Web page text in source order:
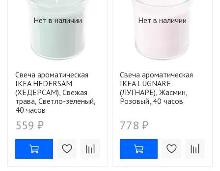
Нет в наличии
Свеча ароматическая
IKEA HEDERSAM
(ХЕДЕРСАМ), Свежая
трава, Светло-зеленый,
40 часов
559 ₽
Нет в наличии
Свеча ароматическая
IKEA LUGNARE
(ЛУГНАРЕ), Жасмин,
Розовый, 40 часов
778 ₽